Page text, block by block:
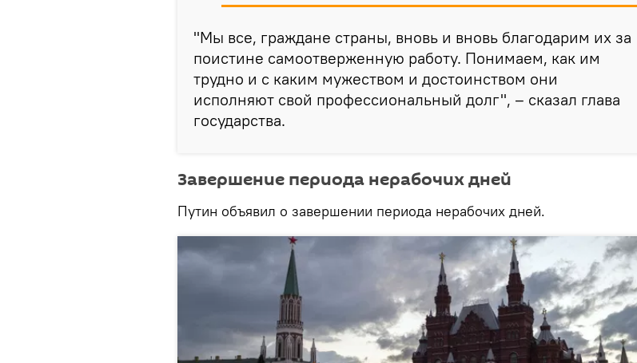
"Мы все, граждане страны, вновь и вновь благодарим их за
поистине самоотверженную работу. Понимаем, как им
трудно и с каким мужеством и достоинством они
исполняют свой профессиональный долг", – сказал глава
государства.
Завершение периода нерабочих дней
Путин объявил о завершении периода нерабочих дней.